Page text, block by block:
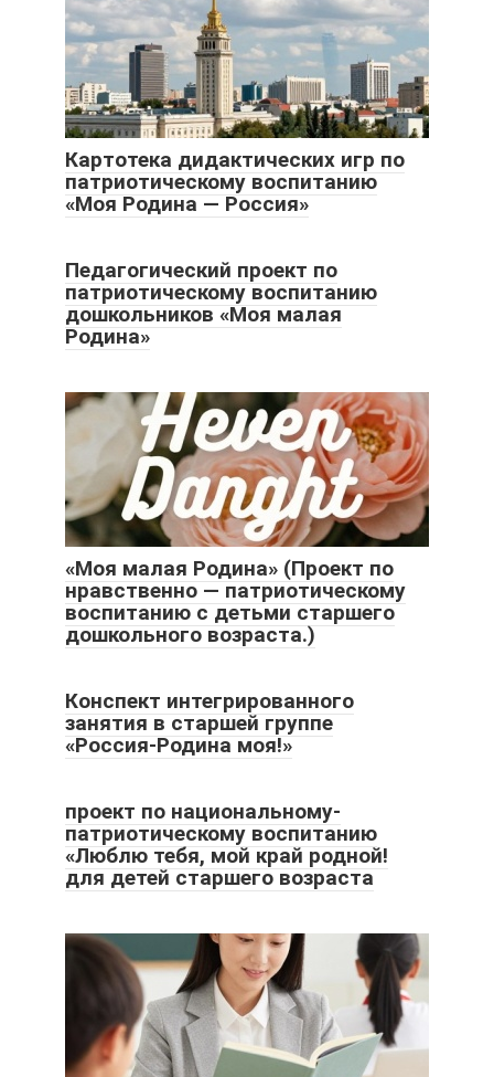
Картотека дидактических игр по
патриотическому воспитанию
«Моя Родина — Россия»
Педагогический проект по
патриотическому воспитанию
дошкольников «Моя малая
Родина»
«Моя малая Родина» (Проект по
нравственно — патриотическому
воспитанию с детьми старшего
дошкольного возраста.)
Конспект интегрированного
занятия в старшей группе
«Россия-Родина моя!»
проект по национальному-
патриотическому воспитанию
«Люблю тебя, мой край родной!
для детей старшего возраста